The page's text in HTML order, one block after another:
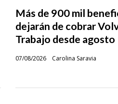
Más de 900 mil
dejarán de cobrar
Trabajo desde agosto
Carolina Saravia
07/08/2026